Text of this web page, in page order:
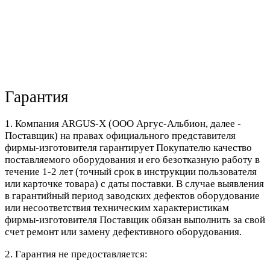
Гарантия
1. Компания ARGUS-X (ООО Аргус-Альбион, далее -
Поставщик) на правах официального представителя
фирмы-изготовителя гарантирует Покупателю качество
поставляемого оборудования и его безотказную работу в
течение 1-2 лет (точный срок в инструкции пользователя
или карточке товара) с даты поставки. В случае выявления
в гарантийный период заводских дефектов оборудование
или несоответствия техническим характеристикам
фирмы-изготовителя Поставщик обязан выполнить за свой
счет ремонт или замену дефективного оборудования.
2. Гарантия не предоставляется: